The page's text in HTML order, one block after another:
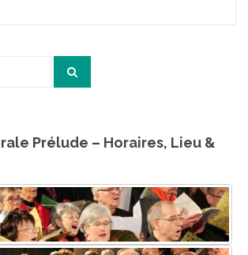
Prélude – Horaires, Lieu &